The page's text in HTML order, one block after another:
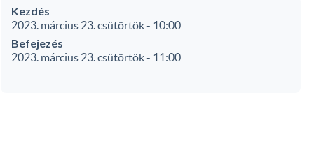
Kezdés
2023. március 23. csütörtök - 10:00
Befejezés
2023. március 23. csütörtök - 11:00